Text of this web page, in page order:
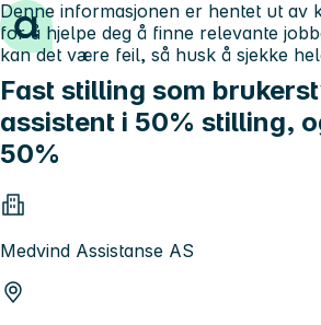
Hopp til innhold
Fast stilling som
assistent i 50% stilling,
50%
Medvind Assistanse AS
Denne informasjonen er hentet ut av
for å hjelpe deg å finne relevante
kan det være feil, så husk å sjekke